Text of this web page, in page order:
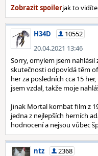
jak to
H34D
10552
20.04.2021 13:46
Sorry, omylem jsem
skutečnosti odpovídá těm
her za posledních cca 15
jsem vzdal, takže moje
Jinak Mortal kombat film z
jedna z nejlepších herních
hodnocení a nejsou vůbec
ntz
2368